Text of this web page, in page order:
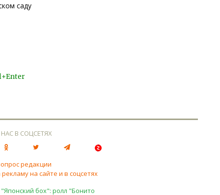
саду
В СОЦСЕТЯХ
редакции
на сайте и в соцсетях
бох": ролл "Бонито